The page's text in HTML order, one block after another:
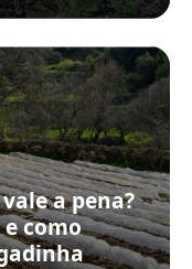
a pena?
como